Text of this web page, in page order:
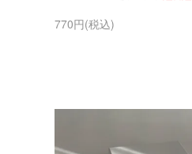
770円(税込)